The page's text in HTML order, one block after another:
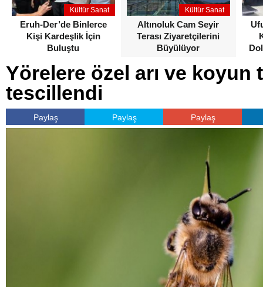
Kültür Sanat
Eruh-Der’de Binlerce
Kişi Kardeşlik İçin
Buluştu
Kültür Sanat
Altınoluk Cam Seyir
Terası Ziyaretçilerini
Büyülüyor
Yörelere özel arı ve koyun
tescillendi
Paylaş Paylaş Paylaş